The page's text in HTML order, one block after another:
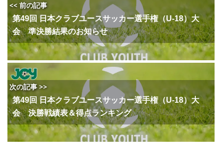
<< 前の記事
第49回 日本クラブユースサッカー選手権（U-18）大
会 準決勝結果のお知らせ
次の記事 >>
第49回 日本クラブユースサッカー選手権（U-18）大
会 決勝戦績表＆得点ランキング